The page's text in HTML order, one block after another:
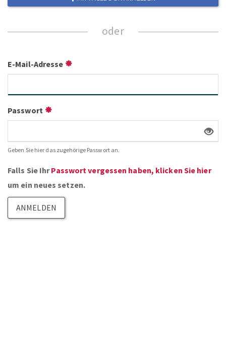
E-Mail-Adresse
Passwort
Geben Sie hier das zugehörige Passwort an.
Falls Sie IhrPasswort vergessen haben, klicken Sie hier
um ein neues setzen.
ANMELDEN